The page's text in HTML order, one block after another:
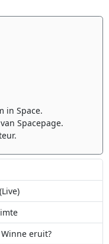
in Space.
Spacepage.
eruit?